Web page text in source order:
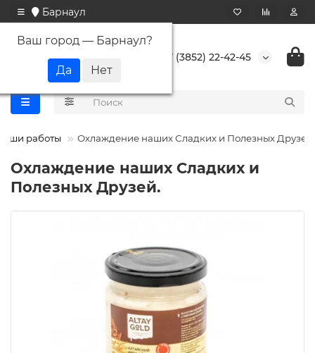
Барнаул
Ваш город — Барнаул?
+7 (3852) 22-42-45
работы Охлаждение наших Сладких и Полезных Друзей.
Охлаждение наших Сладких и
Полезных Друзей.